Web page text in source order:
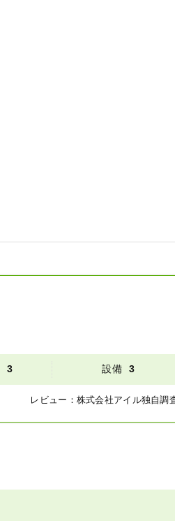
3 設備 3
レビュー： 株式会社アイル独自調